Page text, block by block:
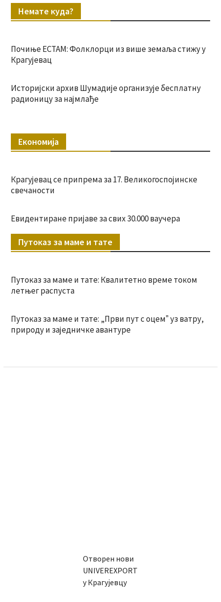
Немате куда?
Почиње ЕСТАМ: Фолклорци из више земаља стижу у
Крагујевац
Историјски архив Шумадије организује бесплатну
радионицу за најмлађе
Економија
Крагујевац се припрема за 17. Великогоспојинске
свечаности
Евидентиране пријаве за свих 30.000 ваучера
Путоказ за маме и тате
Путоказ за маме и тате: Квалитетно време током
летњег распуста
Путоказ за маме и тате: „Први пут с оцемˮ уз ватру,
природу и заједничке авантуре
Отворен нови
UNIVEREXPORT
у Крагујевцу